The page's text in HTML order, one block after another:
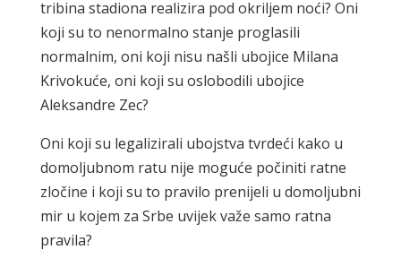
tribina stadiona realizira pod okriljem noći? Oni
koji su to nenormalno stanje proglasili
normalnim, oni koji nisu našli ubojice Milana
Krivokuće, oni koji su oslobodili ubojice
Aleksandre Zec?
Oni koji su legalizirali ubojstva tvrdeći kako u
domoljubnom ratu nije moguće počiniti ratne
zločine i koji su to pravilo prenijeli u domoljubni
mir u kojem za Srbe uvijek važe samo ratna
pravila?